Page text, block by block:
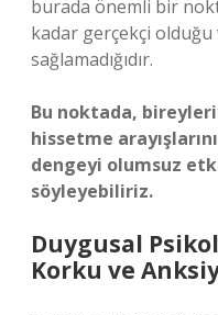
burada önemli bir
kadar gerçekçi olduğu
sağlamadığıdır.
Bu noktada,
hissetme
dengeyi olumsuz
söyleyebiliriz.
Duygusal
Korku ve